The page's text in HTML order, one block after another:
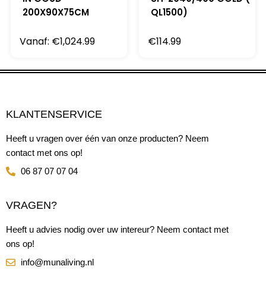
200X90X75CM
Vanaf: €1,024.99
QL1500)
€114.99
KLANTENSERVICE
Heeft u vragen over één van onze producten? Neem
contact met ons op!
06 87 07 07 04
VRAGEN?
Heeft u advies nodig over uw intereur? Neem contact met
ons op!
info@munaliving.nl